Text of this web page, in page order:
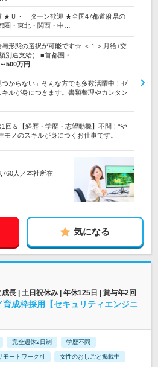
★Ｕ・Ｉターン歓迎 ★全国47都道府県の
圏・東北・関西・中…
形態の選択が可能です☆ ＜１＞月給+交
別途支給） ■首都圏・…
500万円
つからない」そんな方でも多数活躍中！ゼ
キルが身につきます。書類整理やカンタン
＆【経歴・学歴・志望動機】不問！“や
モノのスキルが身につくお仕事です。
人／本社所在
気になる
長 | 土日祝休み | 年休125日 | 賞与年2回
成枠採用【セキュリティエンジニ
完全週休2日制 学歴不問
モートワーク可 女性のおしごと掲載中